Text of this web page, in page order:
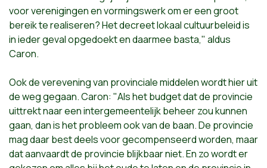
voor verenigingen en vormingswerk om er een groot
bereik te realiseren? Het decreet lokaal cultuurbeleid is
in ieder geval opgedoekt en daarmee basta," aldus
Caron.
Ook de verevening van provinciale middelen wordt hier uit
de weg gegaan. Caron: "Als het budget dat de provincie
uittrekt naar een intergemeentelijk beheer zou kunnen
gaan, dan is het probleem ook van de baan. De provincie
mag daar best deels voor gecompenseerd worden, maar
dat aanvaardt de provincie blijkbaar niet. En zo wordt er